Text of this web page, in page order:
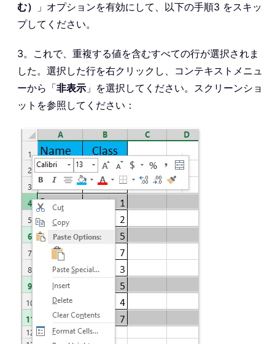
む）
」オプションを有効にして、以下の手順3 をスキッ
プしてください。
3。これで、重複する値を含むすべての行が選択されま
した。選択した行を右クリックし、コンテキストメニュ
ーから「非表示 」を選択してください。スクリーンショ
ットを参照してください：